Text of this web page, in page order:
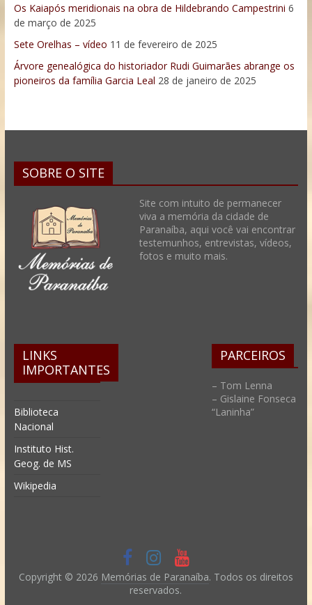
Os Kaiapós meridionais na obra de Hildebrando Campestrini 6
de março de 2025
Sete Orelhas – vídeo 11 de fevereiro de 2025
Árvore genealógica do historiador Rudi Guimarães abrange os
pioneiros da família Garcia Leal 28 de janeiro de 2025
SOBRE O SITE
Site com intuito de permanecer
viva a memória da cidade de
Paranaíba, aqui você vai encontrar
testemunhos, entrevistas, vídeos,
fotos e muito mais.
LINKS
IMPORTANTES
Biblioteca
Nacional
Instituto Hist.
Geog. de MS
Wikipedia
PARCEIROS
– Tom Lenna
– Gislaine Fonseca
“Laninha”
Copyright © 2026 Memórias de Paranaíba. Todos os direitos
reservados.